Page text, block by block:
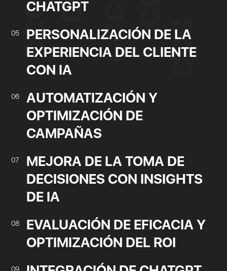
CHATGPT
05
PERSONALIZACIÓN DE LA
EXPERIENCIA DEL CLIENTE
CON IA
06
AUTOMATIZACIÓN Y
OPTIMIZACIÓN DE
CAMPAÑAS
07
MEJORA DE LA TOMA DE
DECISIONES CON INSIGHTS
DE IA
08
EVALUACIÓN DE EFICACIA Y
OPTIMIZACIÓN DEL ROI
09